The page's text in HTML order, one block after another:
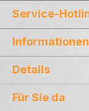
Service-
Informationen
Details
Für Sie da